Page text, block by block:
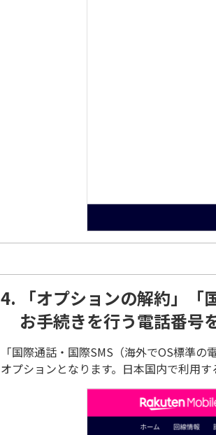
4.
「オプションの解約」
お手続きを行う電話番号
「国際通話・国際SMS（海外でOS標準
オプションとなります。日本国内で利用